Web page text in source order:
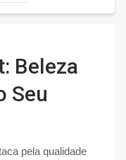
Beleza
Seu
pela qualidade